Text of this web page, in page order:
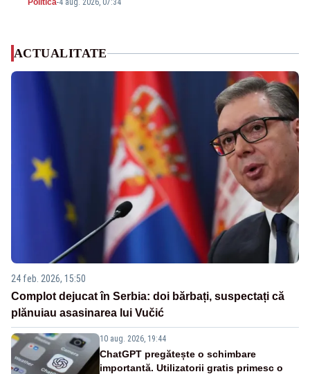
Politica-4 aug. 2026, 07:34
ACTUALITATE
24 feb. 2026, 15:50
Complot dejucat în Serbia: doi bărbați, suspectați că
plănuiau asasinarea lui Vučić
10 aug. 2026, 19:44
ChatGPT pregătește o schimbare
importantă. Utilizatorii gratis primesc o